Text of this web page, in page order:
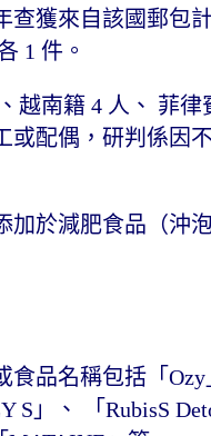
獲來自該國郵包
1 件。
越南籍 4 人、 菲律
或配偶，研判係因
加於減肥食品（沖
食品名稱包括「Ozy
S」、 「RubisS